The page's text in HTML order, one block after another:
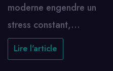
moderne engendre un
stress constant,…
Lire l'article